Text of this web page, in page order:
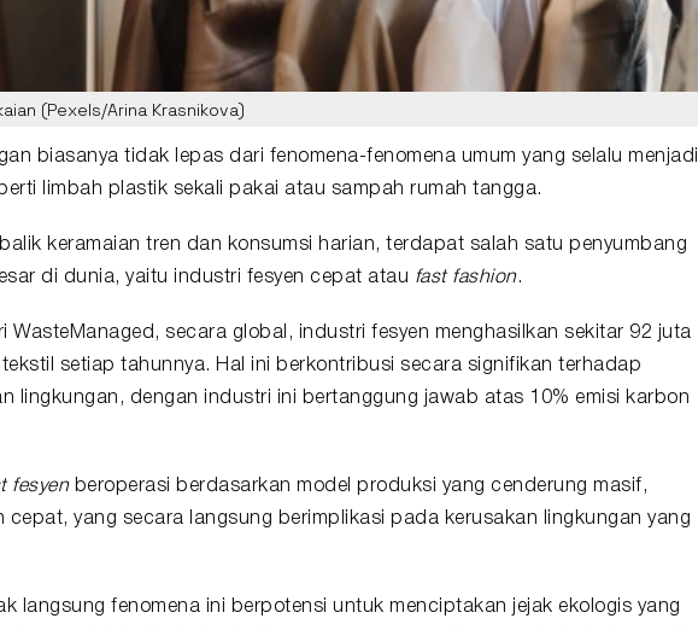
(Pexels/Arina Krasnikova)
biasanya tidak lepas dari fenomena-fenomena umum yang selalu menjadi
limbah plastik sekali pakai atau sampah rumah tangga.
keramaian tren dan konsumsi harian, terdapat salah satu penyumbang
di dunia, yaitu industri fesyen cepat atau fast fashion.
WasteManaged, secara global, industri fesyen menghasilkan sekitar 92 juta
setiap tahunnya. Hal ini berkontribusi secara signifikan terhadap
lingkungan, dengan industri ini bertanggung jawab atas 10% emisi karbon
fesyenberoperasi berdasarkan model produksi yang cenderung masif,
cepat, yang secara langsung berimplikasi pada kerusakan lingkungan yang
langsung fenomena ini berpotensi untuk menciptakan jejak ekologis yang